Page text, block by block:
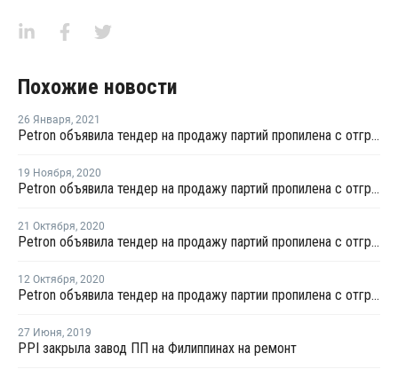
Похожие новости
26 Января, 2021
Petron объявила тендер на продажу партий пропилена с отгрузкой в первой половине февраля
19 Ноября, 2020
Petron объявила тендер на продажу партий пропилена с отгрузкой во второй половине декабря
21 Октября, 2020
Petron объявила тендер на продажу партий пропилена с отгрузкой во второй половине ноября
12 Октября, 2020
Petron объявила тендер на продажу партии пропилена с отгрузкой в первой половине ноября
27 Июня, 2019
PPI закрыла завод ПП на Филиппинах на ремонт